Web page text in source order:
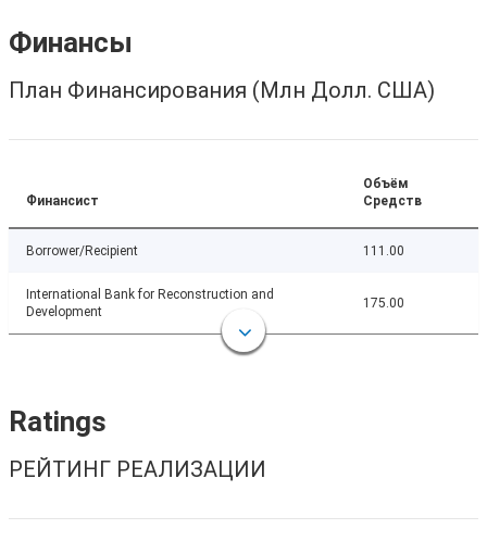
Финансы
План Финансирования (Млн Долл. США)
Финансист
Объём
Средств
Borrower/Recipient 111.00
International Bank for Reconstruction and
Development
175.00
Ratings
РЕЙТИНГ РЕАЛИЗАЦИИ